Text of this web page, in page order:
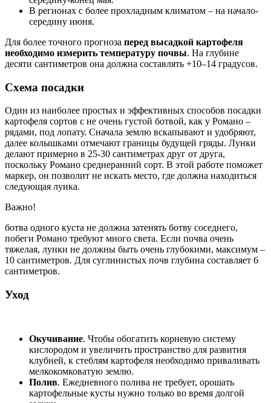
В регионах с более прохладным климатом – на начало-
середину июня.
Для более точного прогноза перед высадкой картофеля
необходимо измерить температуру почвы. На глубине
десяти сантиметров она должна составлять +10–14 градусов.
Схема посадки
Один из наиболее простых и эффективных способов посадки
картофеля сортов с не очень густой ботвой, как у Романо –
рядами, под лопату. Сначала землю вскапывают и удобряют,
далее колышками отмечают границы будущей гряды. Лунки
делают примерно в 25-30 сантиметрах друг от друга,
поскольку Романо среднеранний сорт. В этой работе поможет
маркер, он позволит не искать место, где должна находиться
следующая лунка.
Важно!
ботва одного куста не должна затенять ботву соседнего,
побеги Романо требуют много света. Если почва очень
тяжелая, лунки не должны быть очень глубокими, максимум –
10 сантиметров. Для суглинистых почв глубина составляет 6
сантиметров.
Уход
Окучивание. Чтобы обогатить корневую систему
кислородом и увеличить пространство для развития
клубней, к стеблям картофеля необходимо приваливать
мелкокомковатую землю.
Полив. Ежедневного полива не требует, орошать
картофельные кусты нужно только во время долгой